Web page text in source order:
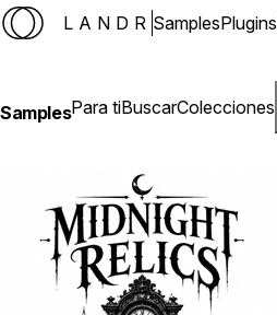
LANDR SamplesPlugins
SamplesPara tiBuscarColecciones